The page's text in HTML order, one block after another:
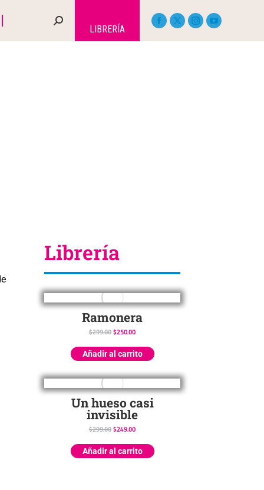
LIBRERÍA
Librería
Ramonera
$299.00 $250.00
Añadir al carrito
Un hueso casi
invisible
$299.00 $249.00
Añadir al carrito